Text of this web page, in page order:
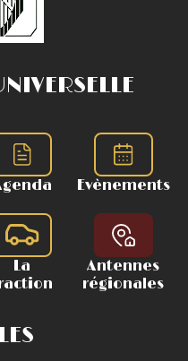
Evènements
La
Antennes
régionales